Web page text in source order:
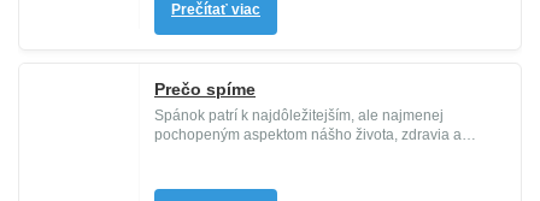
Prečítať viac
Prečo spíme
Spánok patrí k najdôležitejším, ale najmenej
pochopeným aspektom nášho života, zdravia a